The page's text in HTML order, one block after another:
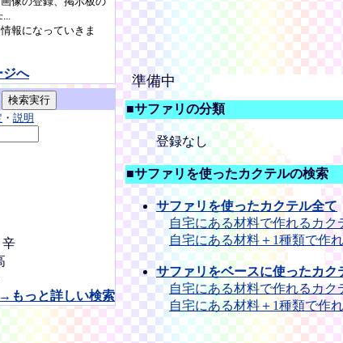
報になっていきま
へ
・ 説明
辛
→もっと詳しい検索
準備中
■サファリの分類
登録なし
■サファリを使ったカクテルの検索
サファリを使ったカクテル全て
自宅にある材料で作れるカク
自宅にある材料＋1種類で作
サファリをベースに使ったカク
自宅にある材料で作れるカク
自宅にある材料＋1種類で作